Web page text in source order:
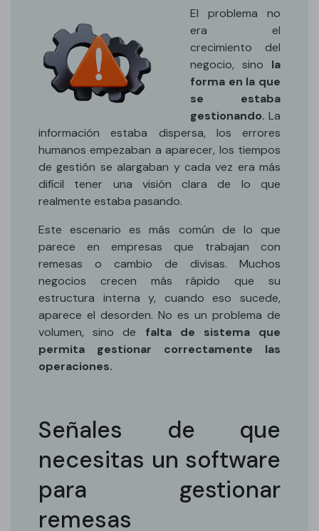
El problema no
era el
crecimiento del
negocio, sino la
forma en la que
se estaba
gestionando. La
información estaba dispersa, los errores
humanos empezaban a aparecer, los tiempos
de gestión se alargaban y cada vez era más
difícil tener una visión clara de lo que
realmente estaba pasando.
Este escenario es más común de lo que
parece en empresas que trabajan con
remesas o cambio de divisas. Muchos
negocios crecen más rápido que su
estructura interna y, cuando eso sucede,
aparece el desorden. No es un problema de
volumen, sino de falta de sistema que
permita gestionar correctamente las
operaciones.
Señales de que
necesitas un software
para gestionar
remesas